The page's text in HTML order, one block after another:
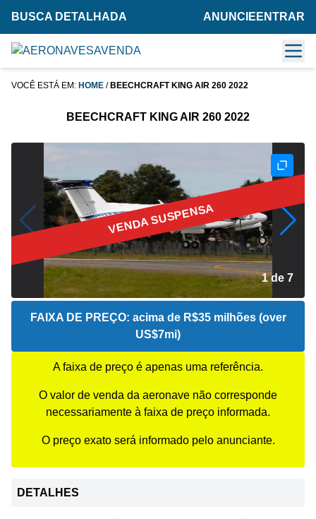
BUSCA DETALHADA ANUNCIE ENTRAR
VOCÊ ESTÁ EM: HOME / BEECHCRAFT KING AIR 260 2022
BEECHCRAFT KING AIR 260 2022
VENDA SUSPENSA
2 de 7
FAIXA DE PREÇO: acima de R$35 milhões (over
US$7mi)
A faixa de preço é apenas uma referência.
O valor de venda da aeronave não corresponde
necessariamente à faixa de preço informada.
O preço exato será informado pelo anunciante.
DETALHES